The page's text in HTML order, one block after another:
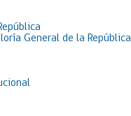
General de la República